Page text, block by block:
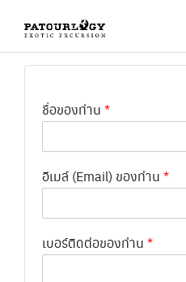
ชื่อของท่าน *
อีเมล์ (Email) ของท่าน *
เบอร์ติดต่อของท่าน *